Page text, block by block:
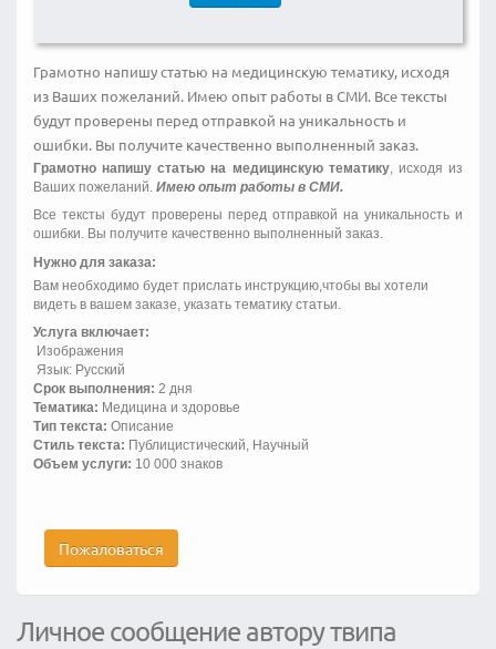
Грамотно напишу статью на медицинскую тематику, исходя
из Ваших пожеланий. Имею опыт работы в СМИ. Все тексты
будут проверены перед отправкой на уникальность и
ошибки. Вы получите качественно выполненный заказ.
Грамотно напишу статью на медицинскую тематику, исходя из
Ваших пожеланий. Имею опыт работы в СМИ.
Все тексты будут проверены перед отправкой на уникальность и
ошибки. Вы получите качественно выполненный заказ.
Нужно для заказа:
Вам необходимо будет прислать инструкцию,чтобы вы хотели
видеть в вашем заказе, указать тематику статьи.
Услуга включает:
Изображения
Язык: Русский
Срок выполнения: 2 дня
Тематика: Медицина и здоровье
Тип текста: Описание
Стиль текста: Публицистический, Научный
Объем услуги: 10 000 знаков
Пожаловаться
Личное сообщение автору твипа